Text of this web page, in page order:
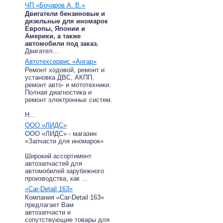
ЧП «Бочаров А. В.»
Двигатели бензиновые и
дизельные для иномарок
Европы, Японии и
Америки, а также
автомобили под заказ.
Двигател...
Автотехсервис «Ангар»
Ремонт ходовой, ремонт и
установка ДВС, АКПП,
ремонт авто- и мототехники.
Полная диагностика и
ремонт электронных систем.
Н...
ООО «ЛИДС»
ООО «ЛИДС» - магазин
«Запчасти для иномарок»
Широкий ассортимент
автозапчастей для
автомобилей зарубежного
производства, как ...
«Car-Detail 163»
Компания «Car-Detail 163»
предлагает Вам
автозапчасти и
сопутствующие товары для